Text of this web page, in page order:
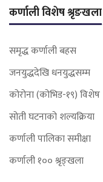
कर्णाली विशेष श्रृङखला
समृद्ध कर्णाली बहस
जनयुद्धदेखि धनयुद्धसम्म
कोरोना (कोभिड-१९) विशेष
सोती घटनाको शल्यक्रिया
कर्णाली पालिका समीक्षा
कर्णाली १०० श्रृङ्खला